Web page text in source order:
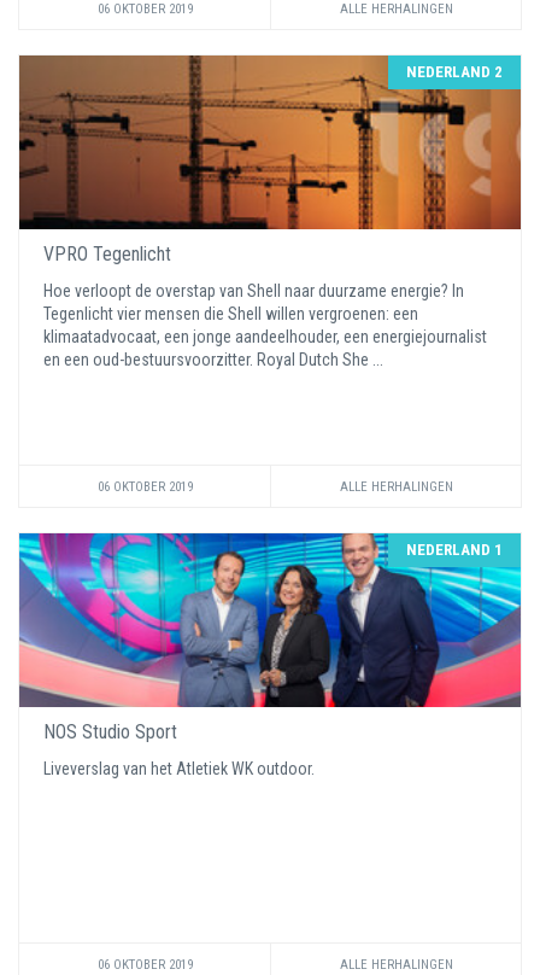
06 OKTOBER 2019 ALLE HERHALINGEN
NEDERLAND 2
VPRO Tegenlicht
Hoe verloopt de overstap van Shell naar duurzame energie? In
Tegenlicht vier mensen die Shell willen vergroenen: een
klimaatadvocaat, een jonge aandeelhouder, een energiejournalist
en een oud-bestuursvoorzitter. Royal Dutch She ...
06 OKTOBER 2019 ALLE HERHALINGEN
NEDERLAND 1
NOS Studio Sport
Liveverslag van het Atletiek WK outdoor.
06 OKTOBER 2019 ALLE HERHALINGEN